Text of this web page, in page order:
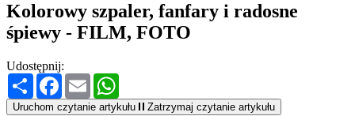
Kolorowy szpaler, fanfary i radosne
śpiewy - FILM, FOTO
Udostępnij:
Podziel
się
Facebook
Email
Uruchom czytanie artykułu Zatrzymaj czytanie artykułu